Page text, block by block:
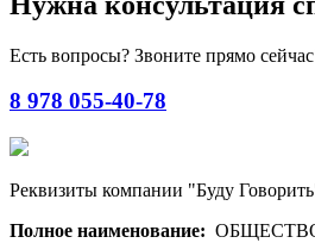
Есть вопросы? Звоните прямо
8 978 055-40-78
Реквизиты компании "Буду
Полное наименование: